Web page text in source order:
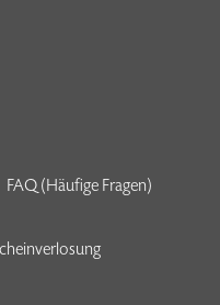
FAQ (Häufige Fragen)